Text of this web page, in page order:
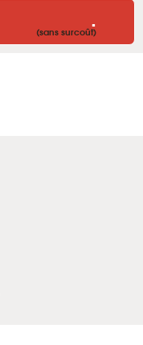
.
(sans surcoût)